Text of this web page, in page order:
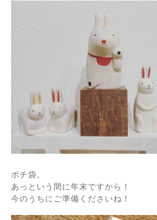
ポチ袋。
あっという間に年末ですから！
今のうちにご準備くださいね！